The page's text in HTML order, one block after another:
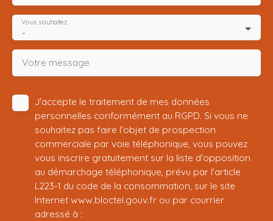
-
Vous souhaitez
Votre message
J'accepte le traitement de mes données
personnelles conformément au RGPD. Si vous ne
souhaitez pas faire l'objet de prospection
commerciale par voie téléphonique, vous pouvez
vous inscrire gratuitement sur la liste d'opposition
au démarchage téléphonique, prévu par l'article
L223-1 du code de la consommation, sur le site
Internet www.bloctel.gouv.fr ou par courrier
adressé à :